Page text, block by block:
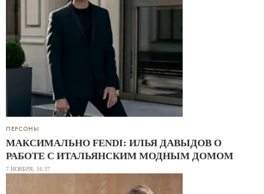
ПЕРСОНЫ
МАКСИМАЛЬНО FENDI: ИЛЬЯ ДАВЫДОВ О
РАБОТЕ С ИТАЛЬЯНСКИМ МОДНЫМ ДОМОМ
7 НОЯБРЯ, 16:37